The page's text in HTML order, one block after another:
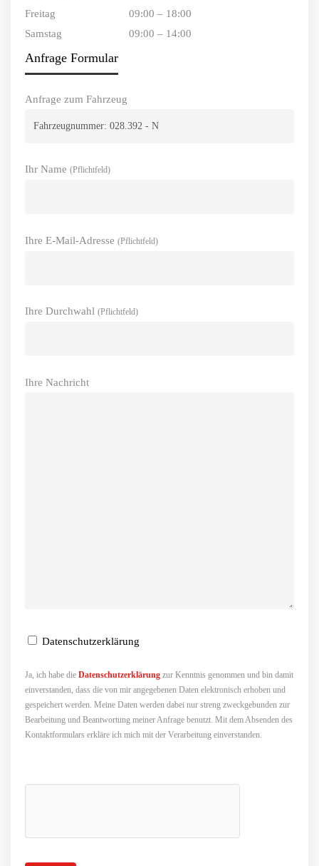
Freitag
09:00 – 18:00
Samstag
09:00 – 14:00
Anfrage Formular
Anfrage zum Fahrzeug
Ihr Name (Pflichtfeld)
Ihre E-Mail-Adresse (Pflichtfeld)
Ihre Durchwahl (Pflichtfeld)
Ihre Nachricht
Datenschutzerklärung
Ja, ich habe die Datenschutzerklärung zur Kenntnis genommen und bin damit
einverstanden, dass die von mir angegebenen Daten elektronisch erhoben und
gespeichert werden. Meine Daten werden dabei nur streng zweckgebunden zur
Bearbeitung und Beantwortung meiner Anfrage benutzt. Mit dem Absenden des
Kontaktformulars erkläre ich mich mit der Verarbeitung einverstanden.